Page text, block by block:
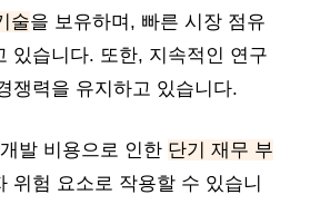
술을 보유하며, 빠른 시장 점유
있습니다. 또한, 지속적인 연구
쟁력을 유지하고 있습니다.
발 비용으로 인한 단기 재무 부
위험 요소로 작용할 수 있습니